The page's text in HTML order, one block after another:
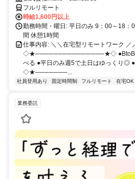
フルリモート
時給1,600円以上
勤務時間・曜日: 平日のみ 9：00～18：
間 休憩1時間
仕事内容: ＼＼在宅型リモートワーク ／
◇★───────────────★◇ ●BtoB提
べる ●平日のみ週5で土日はゆっくり◎ ●
◇★───────...
社員登用あり 固定時間制 フルリモート 在宅OK
業務委託